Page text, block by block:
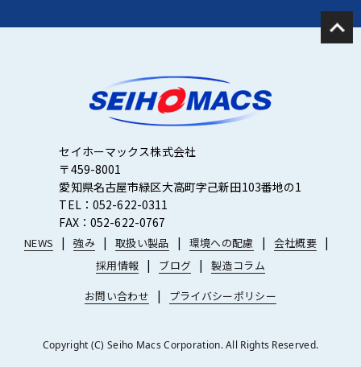
セイホーマックス株式会社
〒459-8001
愛知県名古屋市緑区大高町字己新田103番地の1
TEL：052-622-0311
FAX：052-622-0767
NEWS 強み 取扱い製品 環境への配慮
会社概要
採用情報
ブログ
製造コラム
お問い合わせ
プライバシーポリシー
Copyright (C) Seiho Macs Corporation. All Rights Reserved.